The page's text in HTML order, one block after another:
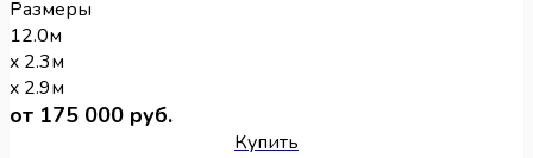
Размеры
12.0м
x 2.3м
x 2.9м
от 175 000 руб.
Купить